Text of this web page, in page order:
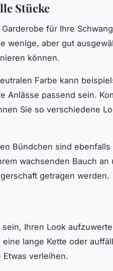
Stücke
für Ihre
wenige, aber gut
können.
Farbe kann
Anlässe passend sein.
Sie so verschiedene
Bündchen sind ebenfalls
wachsenden Bauch an
getragen werden.
Ihren Look
lange Kette oder
verleihen.